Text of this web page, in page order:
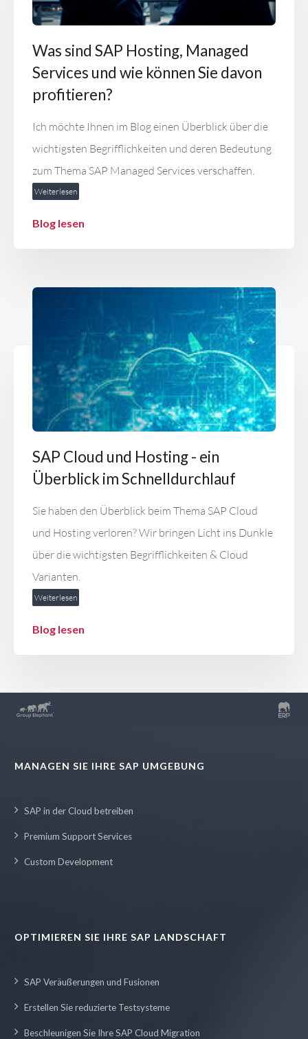
Was sind SAP Hosting, Managed
Services und wie können Sie davon
profitieren?
Ich möchte Ihnen im Blog einen Überblick über die
wichtigsten Begrifflichkeiten und deren Bedeutung
zum Thema SAP Managed Services verschaffen.
Weiterlesen
Blog lesen
SAP Cloud und Hosting - ein
Überblick im Schnelldurchlauf
Sie haben den Überblick beim Thema SAP Cloud
und Hosting verloren? Wir bringen Licht ins Dunkle
über die wichtigsten Begrifflichkeiten & Cloud
Varianten.
Weiterlesen
Blog lesen
MANAGEN SIE IHRE SAP UMGEBUNG
SAP in der Cloud betreiben
Premium Support Services
Custom Development
OPTIMIEREN SIE IHRE SAP LANDSCHAFT
SAP Veräußerungen und Fusionen
Erstellen Sie reduzierte Testsysteme
Beschleunigen Sie Ihre SAP Cloud Migration